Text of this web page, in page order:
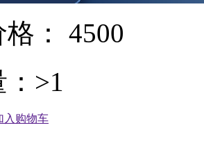
： 4500
>1
入购物车